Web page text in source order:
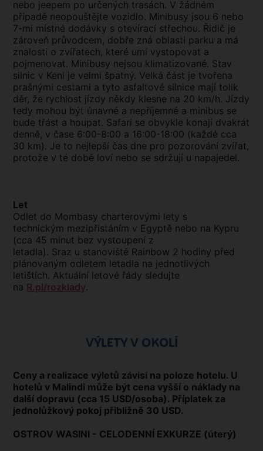
nebo jeepem po určených trasách. V žádném
případě neopouštějte vozidlo. Minibusy jsou 6 nebo
7-mi místné dodávky s otevírací střechou. Řidič je
zároveň průvodcem, dobře zná oblasti parku a má
znalosti o zvířatech, které umí vystopovat a
pojmenovat. Minibusy nejsou klimatizované. Stav
silnic v Keni je velmi špatný. Velká část je tvořena
prašnými cestami a tyto asfaltové silnice mají tolik
děr, že rychlost jízdy někdy klesne na 20 km/h. Jízdy
tedy mohou být únavné a nepříjemné a minibus se
bude třást a houpat. Safari se obvykle konají dvakrát
denně, v čase 6:00-8:00 a 16:00-18:00 (každé cca
30 km). Je to nejlepší čas dne pro pozorování zvířat,
protože v té době loví nebo se sdržují u napajedel.
Let
Odlet do Mombasy charterovými lety s
technickým mezipřistáním v Egyptě nebo na Kypru
(cca 45 minut bez vystoupení z
letadla). Sraz u stanoviště Rainbow 2 hodiny před
plánovaným odletem letadla na jednotlivých
letištích. Aktuální letové řády sledujte
na R.pl/rozklady.
VÝLETY V OKOLÍ
Ceny a realizace výletů závisí na poloze hotelu. U
hotelů v Malindi může být cena vyšší o náklady na
další dopravu (cca 15 USD/osoba). Příplatek za
jednolůžkový pokoj přibližně 30 USD.
OSTROV WASINI - CELODENNÍ EXKURZE (úterý)